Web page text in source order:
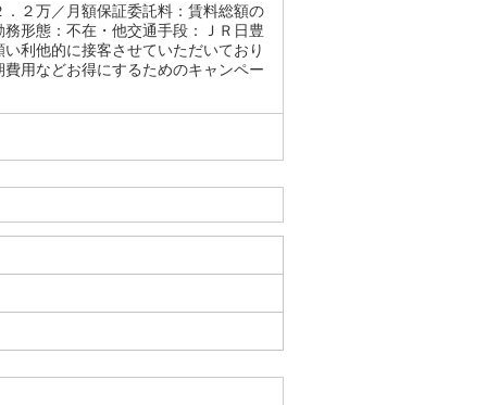
２万／月額保証委託料：賃料総額の
形態：不在・他交通手段：ＪＲ日豊
利他的に接客させていただいており
用などお得にするためのキャンペー